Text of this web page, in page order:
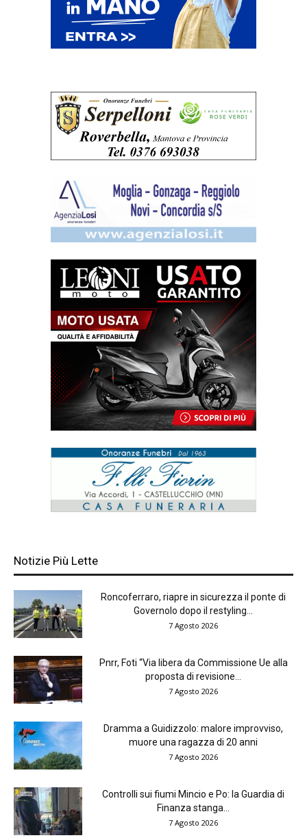
Notizie Più Lette
Roncoferraro, riapre in sicurezza il ponte di
Governolo dopo il restyling...
7 Agosto 2026
Pnrr, Foti “Via libera da Commissione Ue alla
proposta di revisione...
7 Agosto 2026
Dramma a Guidizzolo: malore improvviso,
muore una ragazza di 20 anni
7 Agosto 2026
Controlli sui fiumi Mincio e Po: la Guardia di
Finanza stanga...
7 Agosto 2026